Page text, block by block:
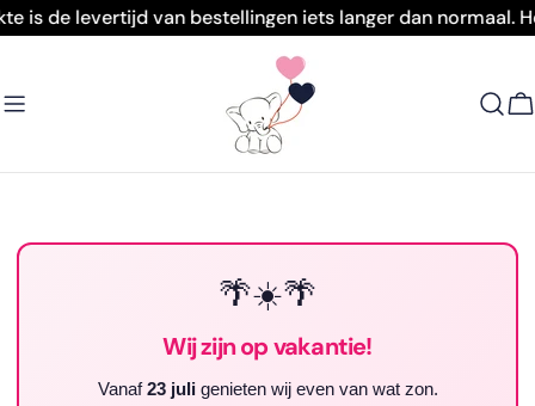
Doorgaanvan bestellingen iets langer dan normaal. Heb je
🌴☀️🌴
Wij zijn op vakantie!
Vanaf23 juligenieten wij even van wat zon.